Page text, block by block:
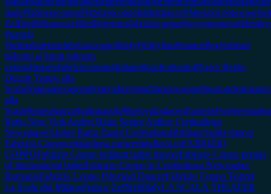
male#fabriziocoppo#fabriziocoppoballetdancer#fabriziocoppocaserta
Zeffirelli#francozeffirelli#geniusfabriziocoppo#goyomontero
#napoli
#primobalerinofabriziocoppo#italy#jirikylian#manuellegris#mari
balerini ai lumii fabrizio
coppo#masterfabriziocoppo#milano#nachodurato#Novo Regio
Ducale Teatro alla
Scala#omniartecaserta#operadinvienafabriziocoppo
alla
Scala#teatrulsancarlodinnapoli#theroyalpalaceofcaserta
Rațiu New YorkAndrei Ratiu Senior Author Certitudinea
NewspaperAndrei Ratiu Ziarul CertitudineaBrilliant ballet dancer
Fabrizio Coppocertitudinea.comcertitudinea.roFABRIZIO
COPPOFabrizio Coppo brilliant ballet dancerFabrizio Coppo genius
of international balletFabrizio Coppo in Certitudinea Newspaper
RomaniaFabrizio Coppo Principal DancerFabrizio Coppo Teatrul
La Scala din MilanoFranco ZeffirelliItalyLA SCALA THEATER